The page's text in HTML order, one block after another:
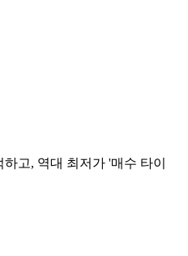
고, 역대 최저가 '매수 타이